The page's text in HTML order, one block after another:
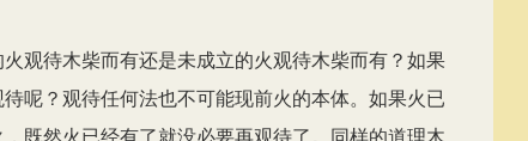
观待木柴而有还是未成立的火观待木柴而有？如果
呢？观待任何法也不可能现前火的本体。如果火已